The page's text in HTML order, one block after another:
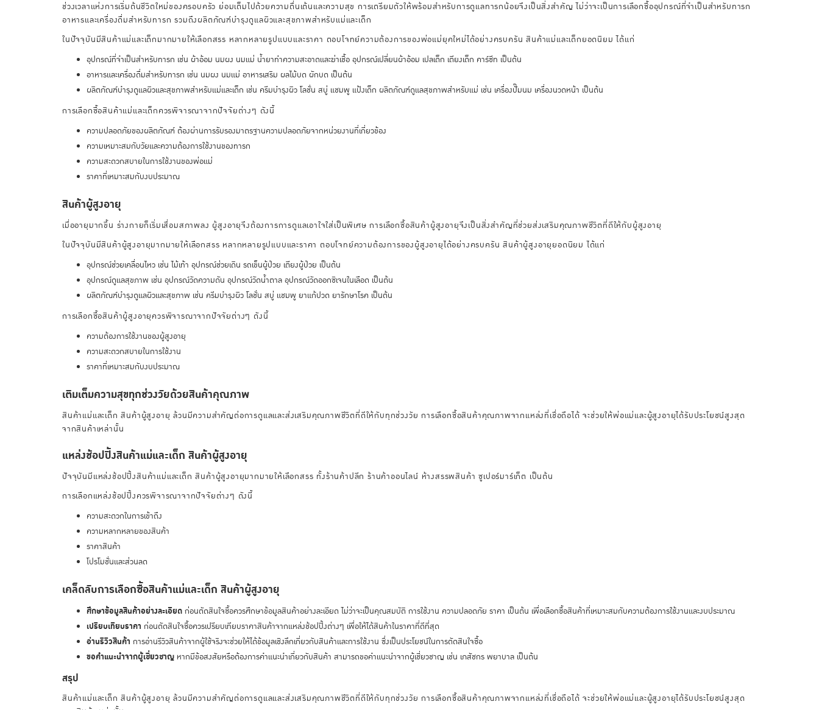
ช่วงเวลาแห่งการเริ่มต้นชีวิตใหม่ของครอบครัว ย่อมเต็มไปด้วยความตื่นเต้นและความสุข การเตรียมตัวให้พร้อมสำหรับการดูแลทารกน้อยจึงเป็นสิ่งสำคัญ ไม่ว่าจะเป็นการเลือกซื้ออุปกรณ์ที่จำเป็นสำหรับทารก
อาหารและเครื่องดื่มสำหรับทารก รวมถึงผลิตภัณฑ์บำรุงดูแลผิวและสุขภาพสำหรับแม่และเด็ก
ในปัจจุบันมีสินค้าแม่และเด็กมากมายให้เลือกสรร หลากหลายรูปแบบและราคา ตอบโจทย์ความต้องการของพ่อแม่ยุคใหม่ได้อย่างครบครัน สินค้าแม่และเด็กยอดนิยม ได้แก่
อุปกรณ์ที่จำเป็นสำหรับทารก เช่น ผ้าอ้อม นมผง นมแม่ น้ำยาทำความสะอาดและฆ่าเชื้อ อุปกรณ์เปลี่ยนผ้าอ้อม เปลเด็ก เตียงเด็ก คาร์ซีท เป็นต้น
อาหารและเครื่องดื่มสำหรับทารก เช่น นมผง นมแม่ อาหารเสริม ผลไม้บด ผักบด เป็นต้น
ผลิตภัณฑ์บำรุงดูแลผิวและสุขภาพสำหรับแม่และเด็ก เช่น ครีมบำรุงผิว โลชั่น สบู่ แชมพู แป้งเด็ก ผลิตภัณฑ์ดูแลสุขภาพสำหรับแม่ เช่น เครื่องปั๊มนม เครื่องนวดหน้า เป็นต้น
การเลือกซื้อสินค้าแม่และเด็กควรพิจารณาจากปัจจัยต่างๆ ดังนี้
ความปลอดภัยของผลิตภัณฑ์ ต้องผ่านการรับรองมาตรฐานความปลอดภัยจากหน่วยงานที่เกี่ยวข้อง
ความเหมาะสมกับวัยและความต้องการใช้งานของทารก
ความสะดวกสบายในการใช้งานของพ่อแม่
ราคาที่เหมาะสมกับงบประมาณ
สินค้าผู้สูงอายุ
เมื่ออายุมากขึ้น ร่างกายก็เริ่มเสื่อมสภาพลง ผู้สูงอายุจึงต้องการการดูแลเอาใจใส่เป็นพิเศษ การเลือกซื้อสินค้าผู้สูงอายุจึงเป็นสิ่งสำคัญที่ช่วยส่งเสริมคุณภาพชีวิตที่ดีให้กับผู้สูงอายุ
ในปัจจุบันมีสินค้าผู้สูงอายุมากมายให้เลือกสรร หลากหลายรูปแบบและราคา ตอบโจทย์ความต้องการของผู้สูงอายุได้อย่างครบครัน สินค้าผู้สูงอายุยอดนิยม ได้แก่
อุปกรณ์ช่วยเคลื่อนไหว เช่น ไม้เท้า อุปกรณ์ช่วยเดิน รถเข็นผู้ป่วย เตียงผู้ป่วย เป็นต้น
อุปกรณ์ดูแลสุขภาพ เช่น อุปกรณ์วัดความดัน อุปกรณ์วัดน้ำตาล อุปกรณ์วัดออกซิเจนในเลือด เป็นต้น
ผลิตภัณฑ์บำรุงดูแลผิวและสุขภาพ เช่น ครีมบำรุงผิว โลชั่น สบู่ แชมพู ยาแก้ปวด ยารักษาโรค เป็นต้น
การเลือกซื้อสินค้าผู้สูงอายุควรพิจารณาจากปัจจัยต่างๆ ดังนี้
ความต้องการใช้งานของผู้สูงอายุ
ความสะดวกสบายในการใช้งาน
ราคาที่เหมาะสมกับงบประมาณ
เติมเต็มความสุขทุกช่วงวัยด้วยสินค้าคุณภาพ
สินค้าแม่และเด็ก สินค้าผู้สูงอายุ ล้วนมีความสำคัญต่อการดูแลและส่งเสริมคุณภาพชีวิตที่ดีให้กับทุกช่วงวัย การเลือกซื้อสินค้าคุณภาพจากแหล่งที่เชื่อถือได้ จะช่วยให้พ่อแม่และผู้สูงอายุได้รับประโยชน์สูงสุด
จากสินค้าเหล่านั้น
แหล่งช้อปปิ้งสินค้าแม่และเด็ก สินค้าผู้สูงอายุ
ปัจจุบันมีแหล่งช้อปปิ้งสินค้าแม่และเด็ก สินค้าผู้สูงอายุมากมายให้เลือกสรร ทั้งร้านค้าปลีก ร้านค้าออนไลน์ ห้างสรรพสินค้า ซูเปอร์มาร์เก็ต เป็นต้น
การเลือกแหล่งช้อปปิ้งควรพิจารณาจากปัจจัยต่างๆ ดังนี้
ความสะดวกในการเข้าถึง
ความหลากหลายของสินค้า
ราคาสินค้า
โปรโมชั่นและส่วนลด
เคล็ดลับการเลือกซื้อสินค้าแม่และเด็ก สินค้าผู้สูงอายุ
ศึกษาข้อมูลสินค้าอย่างละเอียด ก่อนตัดสินใจซื้อควรศึกษาข้อมูลสินค้าอย่างละเอียด ไม่ว่าจะเป็นคุณสมบัติ การใช้งาน ความปลอดภัย ราคา เป็นต้น เพื่อเลือกซื้อสินค้าที่เหมาะสมกับความต้องการใช้งานและงบประมาณ
เปรียบเทียบราคา ก่อนตัดสินใจซื้อควรเปรียบเทียบราคาสินค้าจากแหล่งช้อปปิ้งต่างๆ เพื่อให้ได้สินค้าในราคาที่ดีที่สุด
อ่านรีวิวสินค้า การอ่านรีวิวสินค้าจากผู้ใช้จริงจะช่วยให้ได้ข้อมูลเชิงลึกเกี่ยวกับสินค้าและการใช้งาน ซึ่งเป็นประโยชน์ในการตัดสินใจซื้อ
ขอคำแนะนำจากผู้เชี่ยวชาญ หากมีข้อสงสัยหรือต้องการคำแนะนำเกี่ยวกับสินค้า สามารถขอคำแนะนำจากผู้เชี่ยวชาญ เช่น เภสัชกร พยาบาล เป็นต้น
สรุป
สินค้าแม่และเด็ก สินค้าผู้สูงอายุ ล้วนมีความสำคัญต่อการดูแลและส่งเสริมคุณภาพชีวิตที่ดีให้กับทุกช่วงวัย การเลือกซื้อสินค้าคุณภาพจากแหล่งที่เชื่อถือได้ จะช่วยให้พ่อแม่และผู้สูงอายุได้รับประโยชน์สูงสุด